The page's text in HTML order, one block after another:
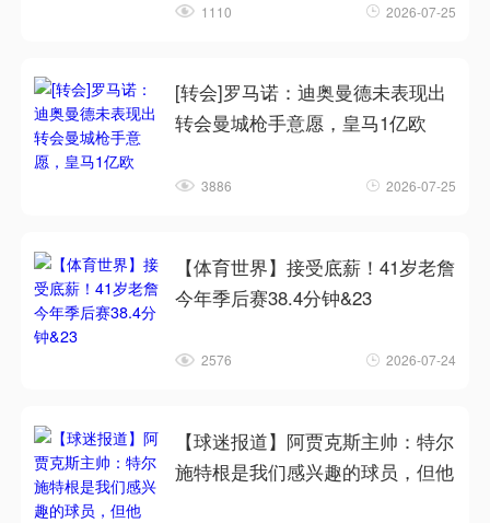
1110 2026-07-25
[转会]罗马诺：迪奥曼德未表现出
转会曼城枪手意愿，皇马1亿欧
3886 2026-07-25
【体育世界】接受底薪！41岁老詹
今年季后赛38.4分钟&23
2576 2026-07-24
【球迷报道】阿贾克斯主帅：特尔
施特根是我们感兴趣的球员，但他